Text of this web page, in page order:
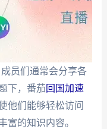
员们通常会分享各
下，番茄回国加速
他们能够轻松访问
富的知识内容。